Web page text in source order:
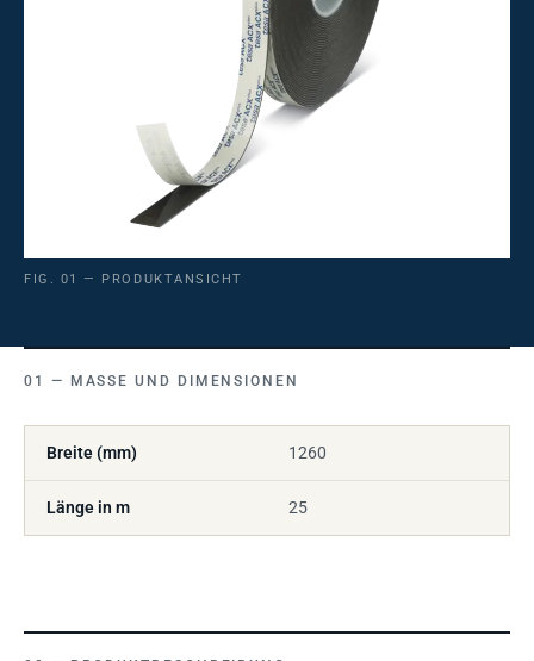
FIG. 01 — PRODUKTANSICHT
MASSE UND DIMENSIONEN
Breite (mm) 1260
Länge in m 25